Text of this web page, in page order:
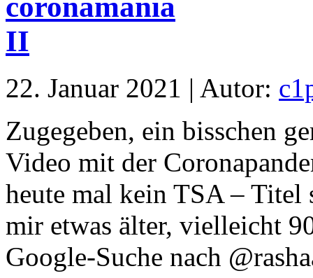
22. Januar 2021 | Autor:
Zugegeben, ein bisschen
Video mit der
heute mal kein TSA – Titel
mir etwas älter, vielleicht
Google-Suche nach